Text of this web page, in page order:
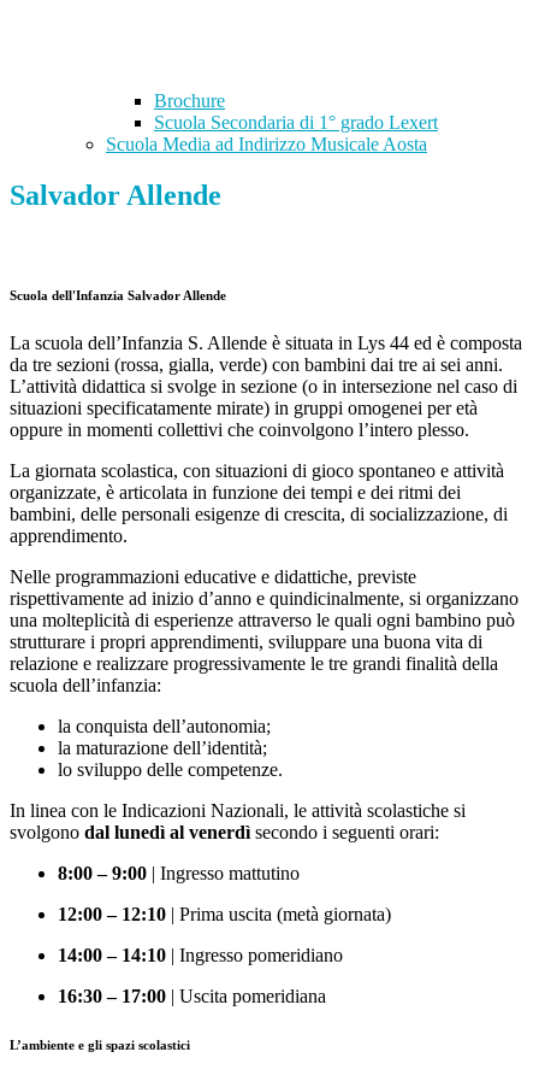
Brochure
Scuola Secondaria di 1° grado Lexert
Scuola Media ad Indirizzo Musicale Aosta
Salvador Allende
Scuola dell'Infanzia Salvador Allende
La scuola dell’Infanzia S. Allende è situata in Lys 44 ed è composta
da tre sezioni (rossa, gialla, verde) con bambini dai tre ai sei anni.
L’attività didattica si svolge in sezione (o in intersezione nel caso di
situazioni specificatamente mirate) in gruppi omogenei per età
oppure in momenti collettivi che coinvolgono l’intero plesso.
La giornata scolastica, con situazioni di gioco spontaneo e attività
organizzate, è articolata in funzione dei tempi e dei ritmi dei
bambini, delle personali esigenze di crescita, di socializzazione, di
apprendimento.
Nelle programmazioni educative e didattiche, previste
rispettivamente ad inizio d’anno e quindicinalmente, si organizzano
una molteplicità di esperienze attraverso le quali ogni bambino può
strutturare i propri apprendimenti, sviluppare una buona vita di
relazione e realizzare progressivamente le tre grandi finalità della
scuola dell’infanzia:
la conquista dell’autonomia;
la maturazione dell’identità;
lo sviluppo delle competenze.
In linea con le Indicazioni Nazionali, le attività scolastiche si
svolgono dal lunedì al venerdì secondo i seguenti orari:
8:00 – 9:00 | Ingresso mattutino
12:00 – 12:10 | Prima uscita (metà giornata)
14:00 – 14:10 | Ingresso pomeridiano
16:30 – 17:00 | Uscita pomeridiana
L’ambiente e gli spazi scolastici